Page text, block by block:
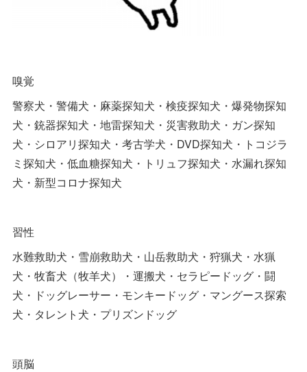
嗅覚
警察犬・警備犬・麻薬探知犬・検疫探知犬・爆発物探知
犬・銃器探知犬・地雷探知犬・災害救助犬・ガン探知
犬・シロアリ探知犬・考古学犬・DVD探知犬・トコジラ
ミ探知犬・低血糖探知犬・トリュフ探知犬・水漏れ探知
犬・新型コロナ探知犬
習性
水難救助犬・雪崩救助犬・山岳救助犬・狩猟犬・水猟
犬・牧畜犬（牧羊犬）・運搬犬・セラピードッグ・闘
犬・ドッグレーサー・モンキードッグ・マングース探索
犬・タレント犬・プリズンドッグ
頭脳